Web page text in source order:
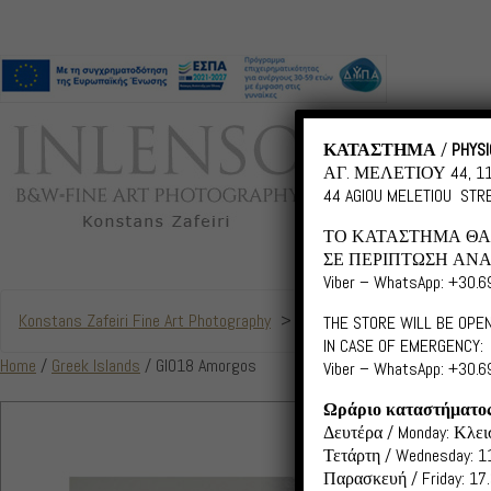
Konstans Zafeiri Fine Art Photography > Products > GI018 Amorgos
Home / Greek Islands / GI018 Amorgos
Scroll down for
ΚΑΤΑΣΤΗΜΑ/
ΑΓ. ΜΕΛΕΤΙΟΥ 44,
44 AGIOU MELETIOU
ΤΟ ΚΑΤΑΣΤΗΜΑ ΘΑ
ΣΕ ΠΕΡΙΠΤΩΣΗ
Viber – WhatsApp:
THE STORE WILL BE
IN CASE OF EMERGENCY:
Viber – WhatsApp:
Ωράριο
Δευτέρα / Monday:
Τετάρτη / Wednesday:
Παρασκευή / Friday: